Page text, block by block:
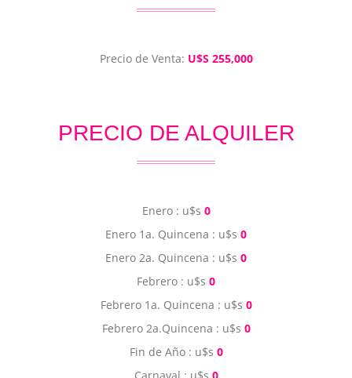
Precio de Venta: U$S 255,000
PRECIO DE ALQUILER
Enero : u$s 0
Enero 1a. Quincena : u$s 0
Enero 2a. Quincena : u$s 0
Febrero : u$s 0
Febrero 1a. Quincena : u$s 0
Febrero 2a.Quincena : u$s 0
Fin de Año : u$s 0